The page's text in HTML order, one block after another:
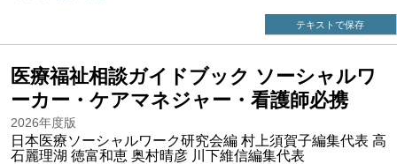
テキストで保存
医療福祉相談ガイドブック ソーシャルワ
ーカー・ケアマネジャー・看護師必携
2026年度版
日本医療ソーシャルワーク研究会編 村上須賀子編集代表 高
石麗理湖 徳富和恵 奥村晴彦 川下維信編集代表